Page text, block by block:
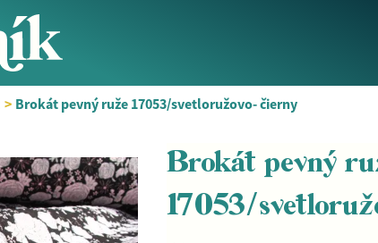
> Brokát pevný ruže 17053/svetloružovo- čierny
Brokát pevný
17053/